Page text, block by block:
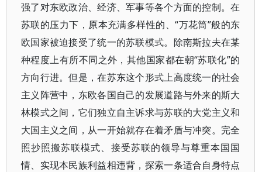
强了对东欧政治、经济、军事等各个方面的控制。在
苏联的压力下，原本充满多样性的、“万花筒”般的东
欧国家被迫接受了统一的苏联模式。除南斯拉夫在某
种程度上有所不同之外，其他国家都在朝“苏联化”的
方向行进。但是，在苏东这个形式上高度统一的社会
主义阵营中，东欧各国自己的发展道路与外来的斯大
林模式之间，它们独立自主诉求与苏联的大党主义和
大国主义之间，从一开始就存在着矛盾与冲突。完全
照抄照搬苏联模式、接受苏联的领导与尊重本国国
情、实现本民族利益相违背，探索一条适合自身特点